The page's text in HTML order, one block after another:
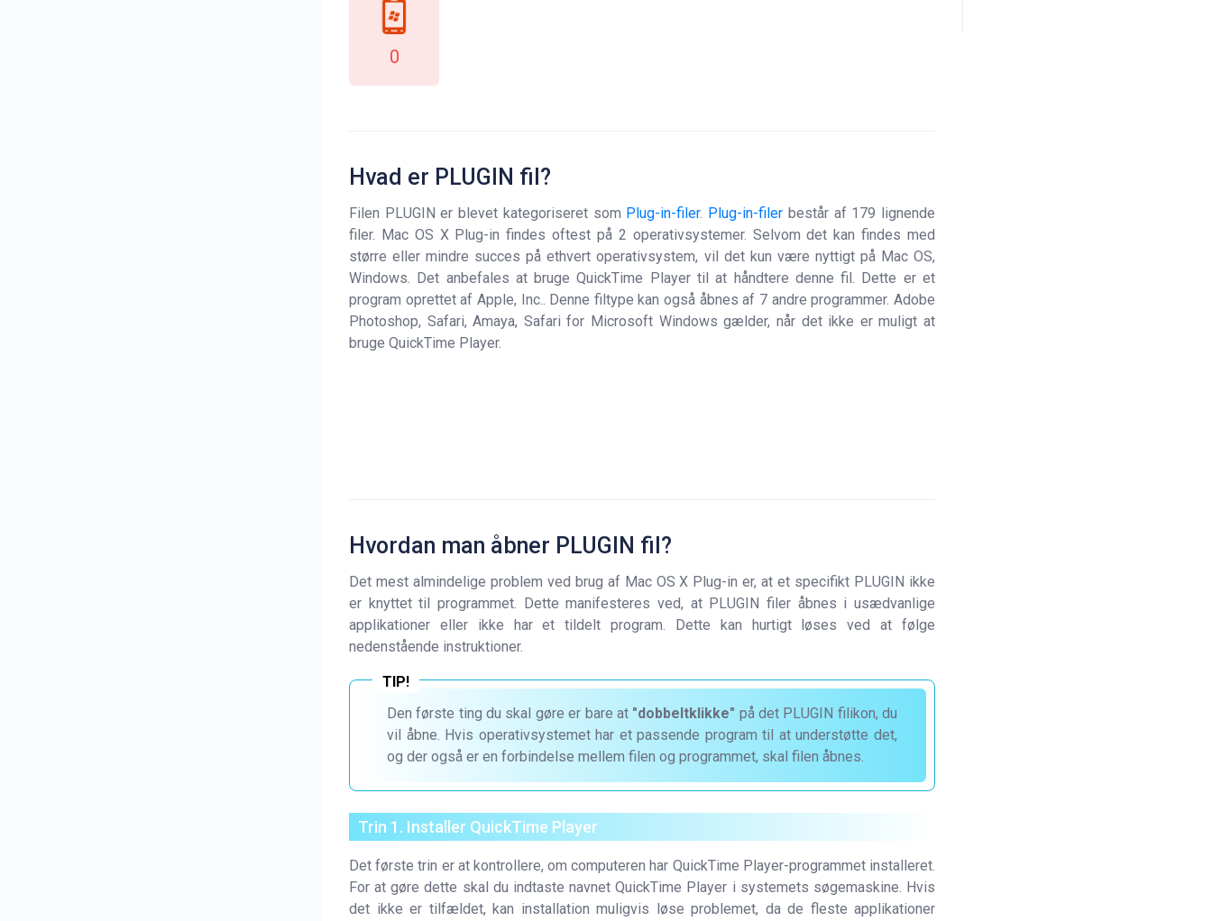
0
Hvad er PLUGIN fil?
Filen PLUGIN er blevet kategoriseret som Plug-in-filer. Plug-in-filer består af 179 lignende
filer. Mac OS X Plug-in findes oftest på 2 operativsystemer. Selvom det kan findes med
større eller mindre succes på ethvert operativsystem, vil det kun være nyttigt på Mac OS,
Windows. Det anbefales at bruge QuickTime Player til at håndtere denne fil. Dette er et
program oprettet af Apple, Inc.. Denne filtype kan også åbnes af 7 andre programmer. Adobe
Photoshop, Safari, Amaya, Safari for Microsoft Windows gælder, når det ikke er muligt at
bruge QuickTime Player.
Hvordan man åbner PLUGIN fil?
Det mest almindelige problem ved brug af Mac OS X Plug-in er, at et specifikt PLUGIN ikke
er knyttet til programmet. Dette manifesteres ved, at PLUGIN filer åbnes i usædvanlige
applikationer eller ikke har et tildelt program. Dette kan hurtigt løses ved at følge
nedenstående instruktioner.
Den første ting du skal gøre er bare at "dobbeltklikke" på det PLUGIN filikon, du
vil åbne. Hvis operativsystemet har et passende program til at understøtte det,
og der også er en forbindelse mellem filen og programmet, skal filen åbnes.
Trin 1. Installer QuickTime Player
Det første trin er at kontrollere, om computeren har QuickTime Player-programmet installeret.
For at gøre dette skal du indtaste navnet QuickTime Player i systemets søgemaskine. Hvis
det ikke er tilfældet, kan installation muligvis løse problemet, da de fleste applikationer